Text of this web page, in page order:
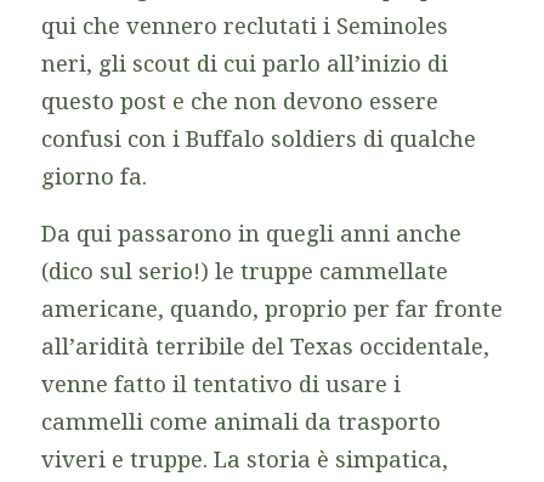
qui che vennero reclutati i Seminoles
neri, gli scout di cui parlo all’inizio di
questo post e che non devono essere
confusi con i Buffalo soldiers di qualche
giorno fa.
Da qui passarono in quegli anni anche
(dico sul serio!) le truppe cammellate
americane, quando, proprio per far fronte
all’aridità terribile del Texas occidentale,
venne fatto il tentativo di usare i
cammelli come animali da trasporto
viveri e truppe. La storia è simpatica,